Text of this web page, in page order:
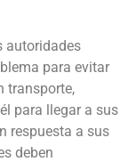
autoridades
para evitar
transporte,
para llegar a sus
respuesta a sus
deben